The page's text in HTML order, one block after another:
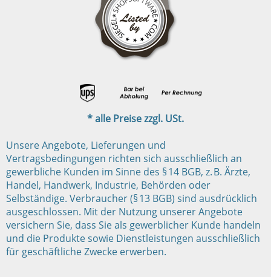
* alle Preise zzgl. USt.
Unsere Angebote, Lieferungen und
Vertragsbedingungen richten sich ausschließlich an
gewerbliche Kunden im Sinne des § 14 BGB, z. B. Ärzte,
Handel, Handwerk, Industrie, Behörden oder
Selbständige. Verbraucher (§ 13 BGB) sind ausdrücklich
ausgeschlossen. Mit der Nutzung unserer Angebote
versichern Sie, dass Sie als gewerblicher Kunde handeln
und die Produkte sowie Dienstleistungen ausschließlich
für geschäftliche Zwecke erwerben.